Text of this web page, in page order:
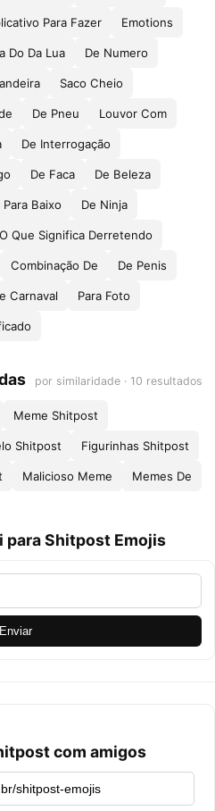
Para Fazer Emotions
Do Da Lua De Numero
Saco Cheio
De Pneu Louvor Com
De Interrogação
De Faca De Beleza
Baixo De Ninja
O Que Significa Derretendo
Combinação De De Penis
Carnaval Para Foto
por similaridade · 10 resultados
Meme Shitpost
Shitpost Figurinhas Shitpost
Malicioso Meme Memes De
para Shitpost Emojis
Enviar
com amigos